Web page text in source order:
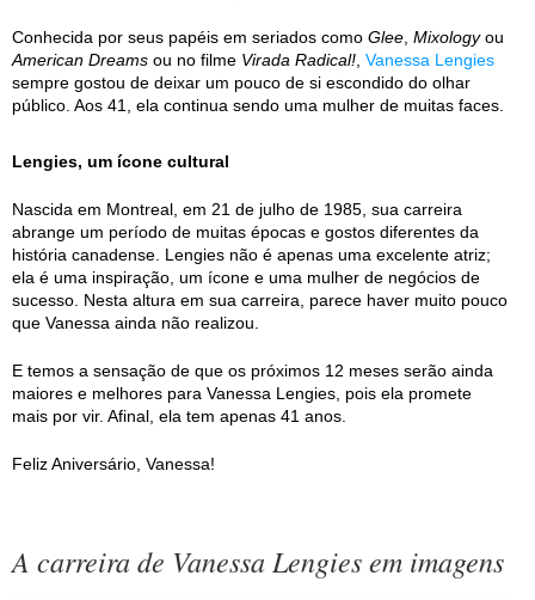
Conhecida por seus papéis em seriados como Glee Mixologyou
American Dreams ou no filme Virada Radical! Vanessa Lengies
sempre gostou de deixar um pouco de si escondido do olhar
público. Aos 41, ela continua sendo uma mulher de muitas faces.
Lengies, um ícone cultural
Nascida em Montreal, em 21 de julho de 1985, sua carreira
abrange um período de muitas épocas e gostos diferentes da
história canadense. Lengies não é apenas uma excelente atriz;
ela é uma inspiração, um ícone e uma mulher de negócios de
sucesso. Nesta altura em sua carreira, parece haver muito pouco
que Vanessa ainda não realizou.
E temos a sensação de que os próximos 12 meses serão ainda
maiores e melhores para Vanessa Lengies, pois ela promete
mais por vir. Afinal, ela tem apenas 41 anos.
Feliz Aniversário, Vanessa!
A carreira de Vanessa Lengies em imagens